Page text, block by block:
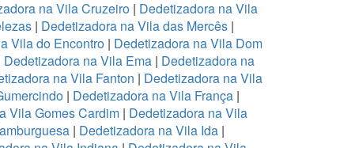
na Vila Cruzeiro | Dedetizadora na Vila
| Dedetizadora na Vila das Mercês|
Vila do Encontro | Dedetizadora na Vila Dom
Dedetizadora na Vila Ema | Dedetizadora na
na Vila Fanton | Dedetizadora na Vila
| Dedetizadora na Vila França |
Vila Gomes Cardim | Dedetizadora na Vila
| Dedetizadora na Vila Ida|